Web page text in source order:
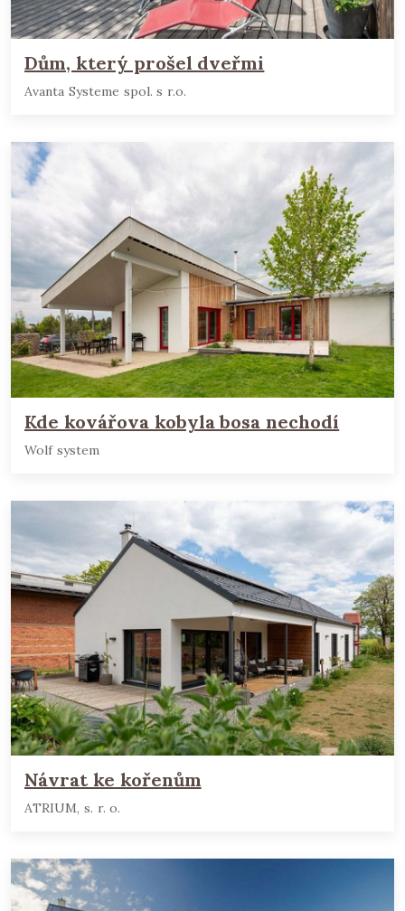
Dům, který prošel dveřmi
Avanta Systeme spol. s r.o.
Kde kovářova kobyla bosa nechodí
Wolf system
Návrat ke kořenům
ATRIUM, s. r. o.